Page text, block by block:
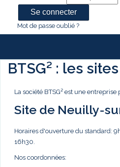
Mot de passe oublié ?
BTSG² : les sites
La société BTSG² est une
Site de Neuilly-
Horaires d'ouverture du standard:
16h30.
Nos coordonnées: